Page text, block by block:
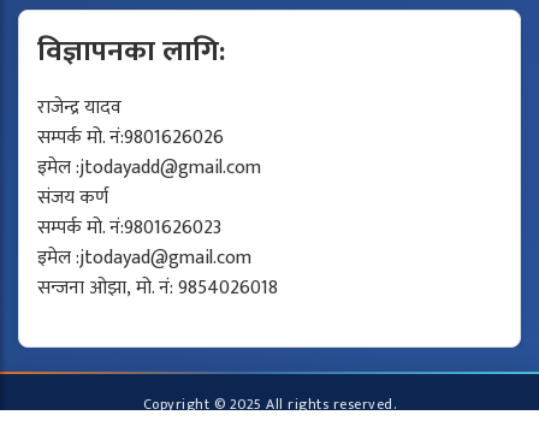
विज्ञापनका लागि:
राजेन्द्र यादव
सम्पर्क मो. नं:9801626026
इमेल :jtodayadd@gmail.com
संजय कर्ण
सम्पर्क मो. नं:9801626023
इमेल :jtodayad@gmail.com
सन्जना ओझा, मो. नं: 9854026018
Copyright © 2025 All rights reserved.